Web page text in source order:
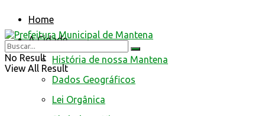
Home
A Cidade
História de nossa Mantena
Dados Geográficos
Lei Orgânica
No Result
View All Result